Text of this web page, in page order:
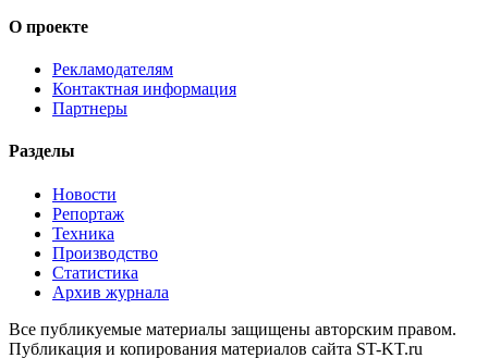
О проекте
Рекламодателям
Контактная информация
Партнеры
Разделы
Новости
Репортаж
Техника
Производство
Статистика
Архив журнала
Все публикуемые материалы защищены авторским правом.
Публикация и копирования материалов сайта ST-KT.ru